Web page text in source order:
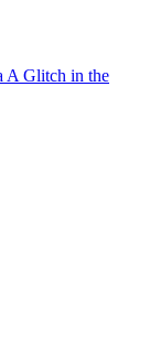
A Glitch in the